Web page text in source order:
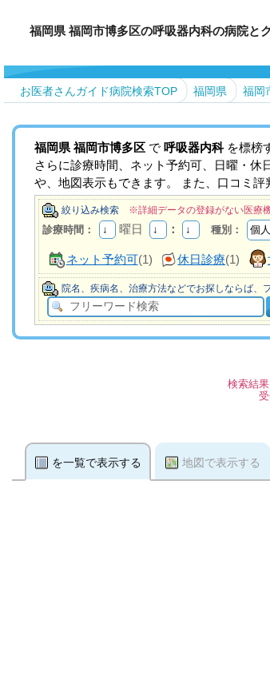
福岡県 福岡市博多区の呼吸器内科の病院と
お医者さんガイド病院検索TOP 福岡県 福岡
福岡県 福岡市博多区 で 呼吸器内科を標榜
さらに診療時間、ネット予約可、日曜・
や、地図表示もできます。 また、口コミ
絞り込み検索 ※詳細データの登録がない医療
診療時間： 曜日 ： 種別：
ネット予約可(1) 休日診療(1)
院名、疾病名、治療方法などでお探しならば
検索結
を一覧で表示する 地図で表示する